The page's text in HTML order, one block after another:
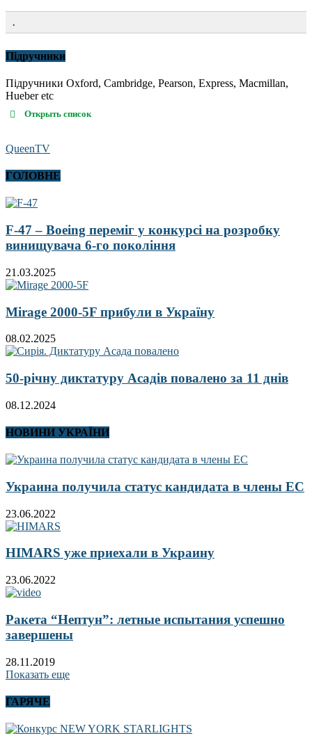
.
Підручники
Підручники Oxford, Cambridge, Pearson, Express, Macmillan,
Hueber etc
Открыть список
QueenTV
ГОЛОВНЕ
F-47 – Boeing переміг у конкурсі на розробку
винищувача 6-го покоління
21.03.2025
Mirage 2000-5F прибули в Україну
08.02.2025
50-річну диктатуру Асадів повалено за 11 днів
08.12.2024
НОВИНИ УКРАЇНИ
Украина получила статус кандидата в члены ЕС
23.06.2022
HIMARS уже приехали в Украину
23.06.2022
Ракета “Нептун”: летные испытания успешно
завершены
28.11.2019
Показать еще
ГАРЯЧЕ